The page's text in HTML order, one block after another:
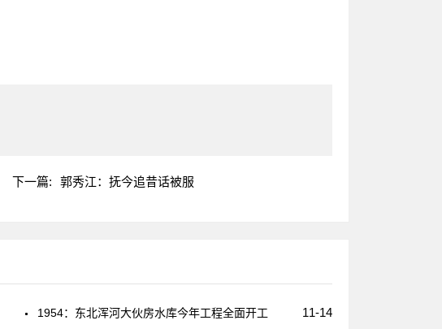
下一篇: 郭秀江：抚今追昔话被服
11-14
1954：东北浑河大伙房水库今年工程全面开工